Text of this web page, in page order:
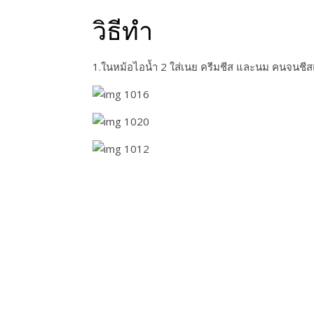
วิธีทำ
1.ในหม้อไอน้ำ 2 ใส่เนย ครีมชีส และนม คนจนชี